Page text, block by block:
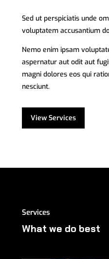
Sed ut perspiciatis unde
voluptatem accusantium
Nemo enim ipsam
aspernatur aut odit aut
magni dolores eos qui
nesciunt.
View Services
Services
What we do best